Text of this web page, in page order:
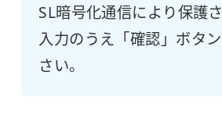
SL暗号化通信により保護
入力のうえ「確認」ボタ
さい。